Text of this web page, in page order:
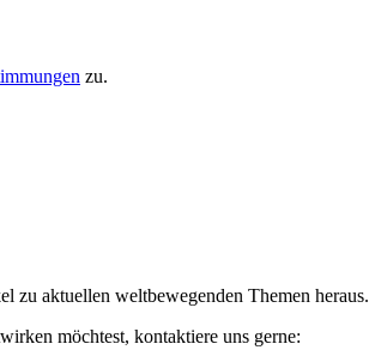
zu.
zu aktuellen weltbewegenden Themen heraus.
möchtest, kontaktiere uns gerne: